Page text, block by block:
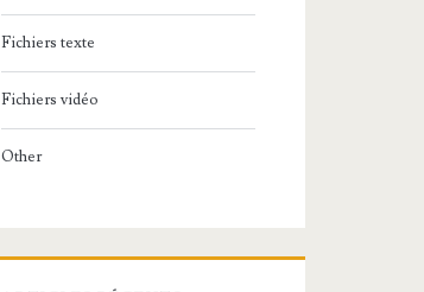
Fichiers texte
Fichiers vidéo
Other